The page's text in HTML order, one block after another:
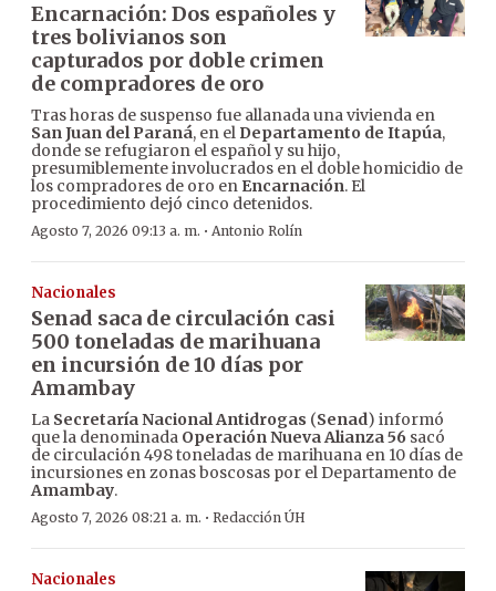
Encarnación: Dos españoles y
tres bolivianos son
capturados por doble crimen
de compradores de oro
Tras horas de suspenso fue allanada una vivienda en
San Juan del Paraná, en el Departamento de Itapúa,
donde se refugiaron el español y su hijo,
presumiblemente involucrados en el doble homicidio de
los compradores de oro en Encarnación. El
procedimiento dejó cinco detenidos.
Agosto 7, 2026 09:13 a. m. · Antonio Rolín
Nacionales
Senad saca de circulación casi
500 toneladas de marihuana
en incursión de 10 días por
Amambay
La Secretaría Nacional Antidrogas (Senad) informó
que la denominada Operación Nueva Alianza 56 sacó
de circulación 498 toneladas de marihuana en 10 días de
incursiones en zonas boscosas por el Departamento de
Amambay.
Agosto 7, 2026 08:21 a. m. · Redacción ÚH
Nacionales